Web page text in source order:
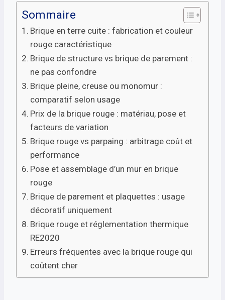
Sommaire
Brique en terre cuite : fabrication et couleur
rouge caractéristique
Brique de structure vs brique de parement :
ne pas confondre
Brique pleine, creuse ou monomur :
comparatif selon usage
Prix de la brique rouge : matériau, pose et
facteurs de variation
Brique rouge vs parpaing : arbitrage coût et
performance
Pose et assemblage d’un mur en brique
rouge
Brique de parement et plaquettes : usage
décoratif uniquement
Brique rouge et réglementation thermique
RE2020
Erreurs fréquentes avec la brique rouge qui
coûtent cher